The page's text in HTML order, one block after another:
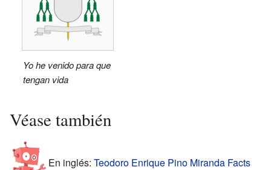
Yo he venido para que
tengan vida
Véase también
En inglés: Teodoro Enrique Pino Miranda Facts